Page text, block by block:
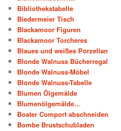
Bibliothekstabelle
Biedermeier Tisch
Blackamoor Figuren
Blackamoor Torcheres
Blaues und weißes Porzellan
Blonde Walnuss Bücherregal
Blonde Walnuss-Möbel
Blonde Walnuss-Tabelle
Blumen Ölgemälde
Blumenölgemälde…
Boater Comport abschneiden
Bombe Brustschubladen